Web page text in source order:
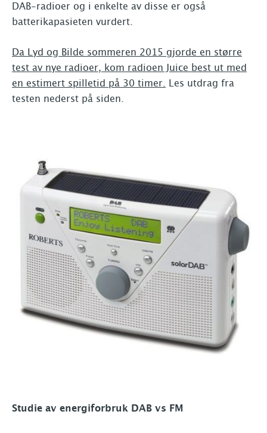
DAB-radioer og i enkelte av disse er også
batterikapasieten vurdert.
Da Lyd og Bilde sommeren 2015 gjorde en større
test av nye radioer, kom radioen Juice best ut med
en estimert spilletid på 30 timer.
Les utdrag fra
testen nederst på siden.
Studie av energiforbruk DAB vs FM